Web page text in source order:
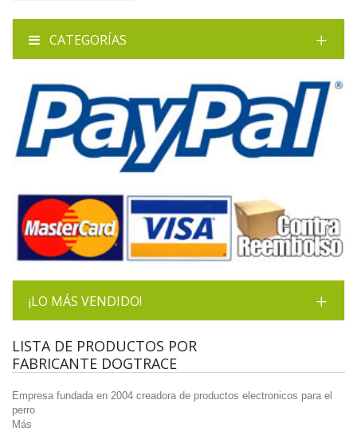
CATEGORÍAS
¡LO MÁS VENDIDO!
LISTA DE PRODUCTOS POR
FABRICANTE DOGTRACE
Empresa fundada en 2004 creadora de productos electronicos para el
perro
Más